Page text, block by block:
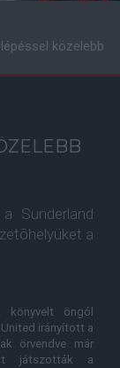
közelebb
Sunderland
a
öngól
irányított a
örvendve már
játszották a